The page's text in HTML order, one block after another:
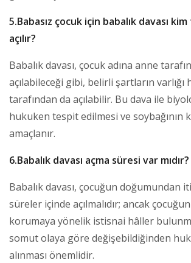
5.Babasız çocuk için babalık davası
açılır?
Babalık davası, çocuk adına anne
açılabileceği gibi, belirli şartların varlığı
tarafından da açılabilir. Bu dava ile
hukuken tespit edilmesi ve soybağının
amaçlanır.
6.Babalık davası açma süresi var mıdır?
Babalık davası, çocuğun doğumundan
süreler içinde açılmalıdır; ancak
korumaya yönelik istisnai hâller
somut olaya göre değişebildiğinden
alınması önemlidir.